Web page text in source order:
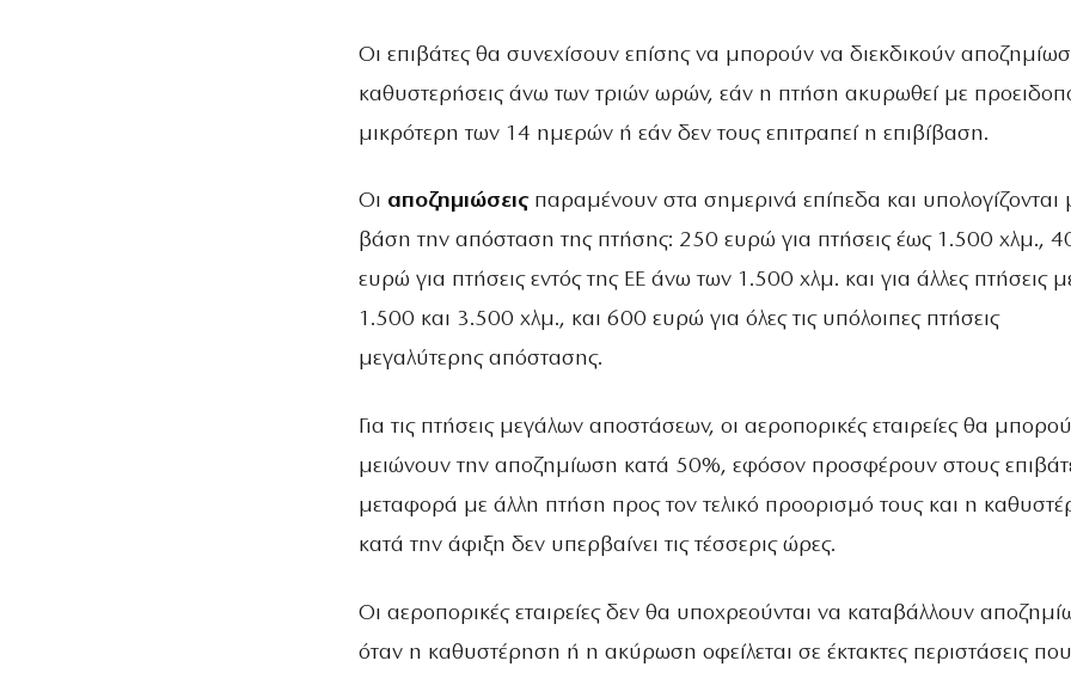
Οι επιβάτες θα συνεχίσουν επίσης να μπορούν να διεκδικούν
καθυστερήσεις άνω των τριών ωρών, εάν η πτήση ακυρωθεί με
μικρότερη των 14 ημερών ή εάν δεν τους επιτραπεί η επιβίβαση.
Οι αποζημιώσειςπαραμένουν στα σημερινά επίπεδα και υπολογίζονται
βάση την απόσταση της πτήσης: 250 ευρώ για πτήσεις έως 1.500 χλμ.,
ευρώ για πτήσεις εντός της ΕΕ άνω των 1.500 χλμ. και για άλλες πτήσεις
1.500 και 3.500 χλμ., και 600 ευρώ για όλες τις υπόλοιπες πτήσεις
μεγαλύτερης απόστασης.
Για τις πτήσεις μεγάλων αποστάσεων, οι αεροπορικές εταιρείες θα
μειώνουν την αποζημίωση κατά 50%, εφόσον προσφέρουν στους
μεταφορά με άλλη πτήση προς τον τελικό προορισμό τους και η
κατά την άφιξη δεν υπερβαίνει τις τέσσερις ώρες.
Οι αεροπορικές εταιρείες δεν θα υποχρεούνται να καταβάλλουν
όταν η καθυστέρηση ή η ακύρωση οφείλεται σε έκτακτες περιστάσεις που